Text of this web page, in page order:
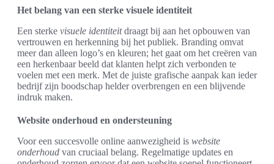
Het belang van een sterke visuele identiteit
Een sterke visuele identiteitdraagt bij aan het opbouwen van
vertrouwen en herkenning bij het publiek. Branding omvat
meer dan alleen logo’s en kleuren; het gaat om het creëren van
een herkenbaar beeld dat klanten helpt zich verbonden te
voelen met een merk. Met de juiste grafische aanpak kan ieder
bedrijf zijn boodschap helder overbrengen en een blijvende
indruk maken.
Website onderhoud en ondersteuning
Voor een succesvolle online aanwezigheid is website
onderhoud van cruciaal belang. Regelmatige updates en